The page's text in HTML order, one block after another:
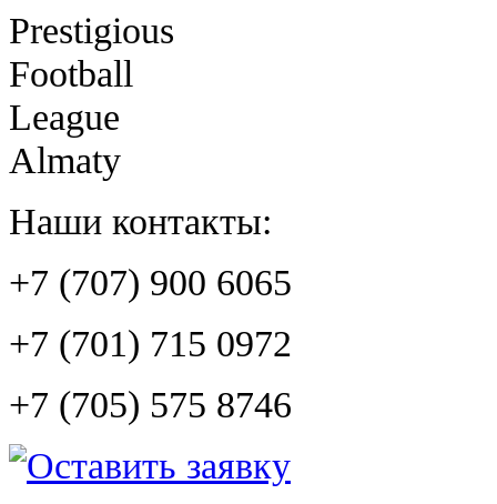
Prestigious
Football
League
Almaty
Наши контакты:
+7 (707) 900 6065
+7 (701) 715 0972
+7 (705) 575 8746